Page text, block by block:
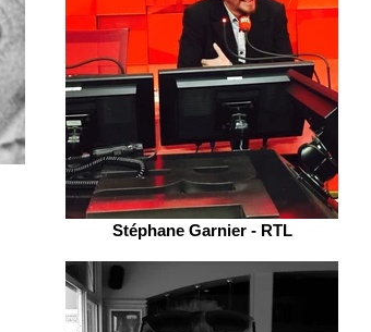
Stéphane Garnier - RTL